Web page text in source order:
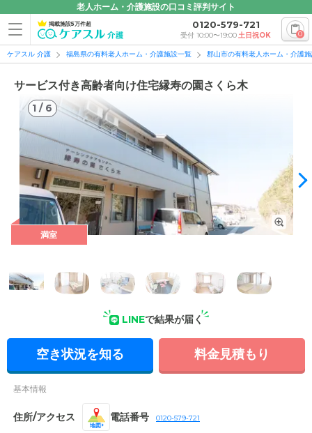
老人ホーム・介護施設の口コミ評判サイト
掲載施設5万件超 0120-579-721
受付 10:00〜19:00土日祝OK 0
ケアスル 介護 福島県の有料老人ホーム・介護施設一覧 郡山市の有料老人ホーム・介護
サービス付き高齢者向け住宅縁寿の園さくら木
1 / 6
1/6
外観の写真
満室
LINEで結果が届く
空き状況を知る 料金見積もり
基本情報
住所/アクセス
地図
電話番号 0120-579-721